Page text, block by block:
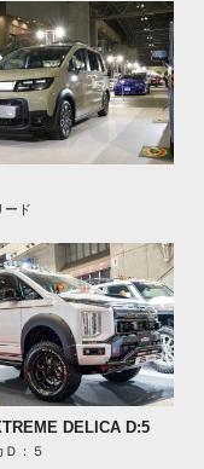
ード
DELICA D:5
Ｄ：５